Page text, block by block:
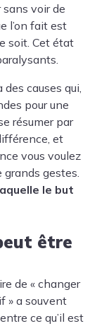
sans voir de
l’on fait est
soit. Cet état
causes qui,
pour une
résumer par
et
vous voulez
grands gestes.
le but
être
de « changer
» a souvent
ce qu’il est